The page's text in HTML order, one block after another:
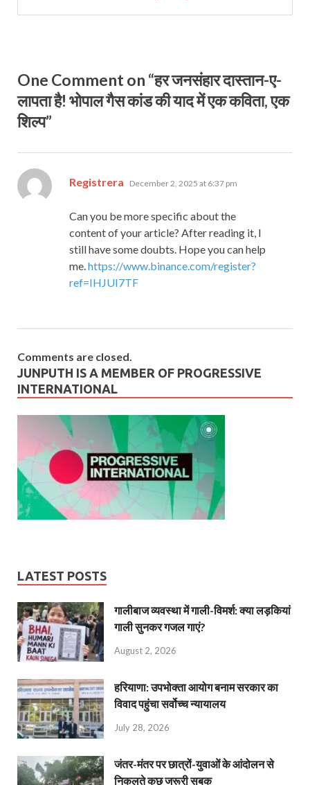
One Comment on “हर जनसंहार दास्तान-ए-
लापता है! भोपाल गैस कांड की याद में एक कविता, एक
शिल्प”
Registrera says:
December 2, 2025 at 6:37 pm
Can you be more specific about the
content of your article? After reading it, I
still have some doubts. Hope you can help
me.https://www.binance.com/register?
ref=IHJUI7TF
Comments are closed.
JUNPUTH IS A MEMBER OF PROGRESSIVE
INTERNATIONAL
LATEST POSTS
गालीबाज व्‍यवस्‍था में गाली-विमर्श: क्या लड़कियां
गाली सुनकर गजल गाएं?
August 2, 2026
हरियाणा: उपभोक्ता आयोग बनाम सरकार का
विवाद पहुंचा सर्वोच्च न्यायालय
July 28, 2026
जंतर-मंतर पर छात्रों-युवाओं के आंदोलन से
निकलते कुछ जरूरी सबक